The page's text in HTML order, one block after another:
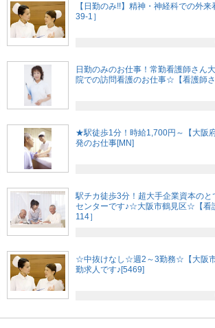
【日勤のみ!!】精神・神経科での外
39-1］
日勤のみのお仕事！常勤看護師さん
院での訪問看護のお仕事☆【看護師
★駅徒歩1分！時給1,700円～【大阪
発のお仕事[MN]
駅チカ徒歩3分！超大手企業資本の
センターです♪☆大阪市鶴見区☆【看
114］
☆中抜けなし☆週2～3勤務☆【大阪
勤求人です♪[5469]